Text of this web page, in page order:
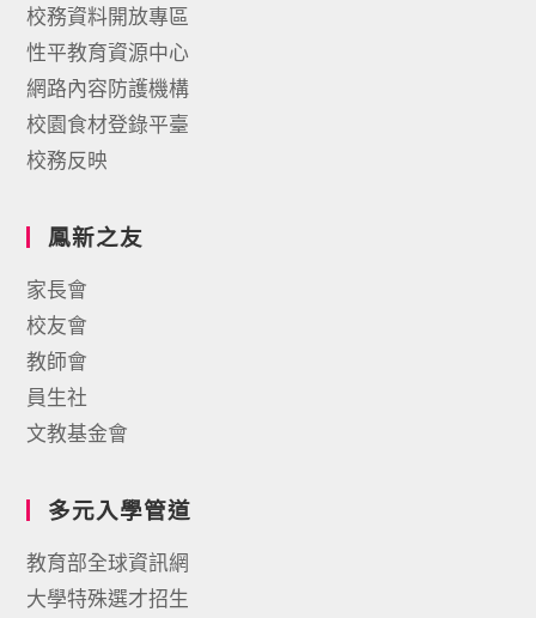
校務資料開放專區
性平教育資源中心
網路內容防護機構
校園食材登錄平臺
校務反映
鳳新之友
家長會
校友會
教師會
員生社
文教基金會
多元入學管道
教育部全球資訊網
大學特殊選才招生